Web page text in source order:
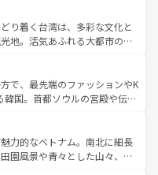
ドやハワイアンミュージッ
、すべてがハワイの魅力を彩
い発見と感動が待っているハ
びえるウルル（エアーズロッ
生林やケアンズの熱帯雨林な
た、カフェやワイン、オージ
しており、サーフィンやダイ
ウトドア好きにはたまらな
魅力を存分に味わいつくそ
り着く台湾は、多彩な文化と
地。活気あふれる大都市の台
る台湾東部など、都市の喧騒
り、訪れる人に新しい発見と
た、奥深い台湾の食文化も魅
など、バラエティ豊かな料理
着の台湾情報は コンテンツ一覧を参
で、最先端のファッションやK
国。首都ソウルの宮殿や伝統
折々の自然美を楽しむことが
肉、絶品のストリートフード
待っている。夜には、韓国な
力的なベトナム。南北に細長
園風景や青々とした山々、世